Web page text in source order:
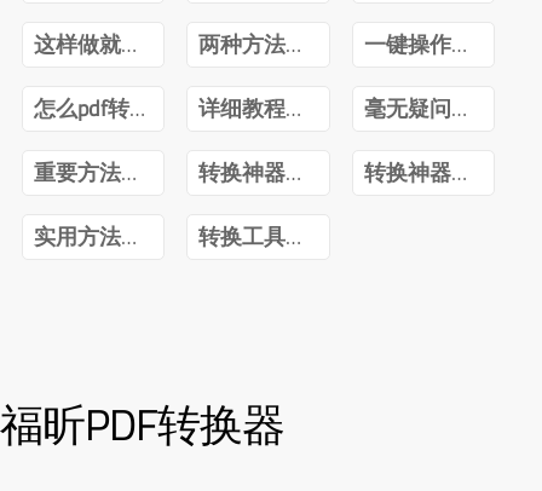
这样做就不会
两种方法可选择
一键操作简单便捷
怎么pdf转换excel文件
详细教程分享
毫无疑问当然可以
重要方法不可错过
转换神器帮你解决
转换神器帮你搞定
实用方法值得推荐
转换工具不可少
福昕PDF转换器